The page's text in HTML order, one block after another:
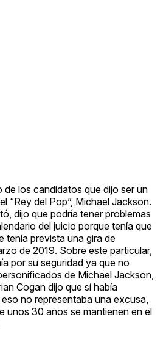
de los candidatos que dijo ser un
“Rey del Pop”, Michael Jackson.
dijo que podría tener problemas
del juicio porque tenía que
tenía prevista una gira de
de 2019. Sobre este particular,
por su seguridad ya que no
de Michael Jackson,
Cogan dijo que sí había
no representaba una excusa,
unos 30 años se mantienen en el